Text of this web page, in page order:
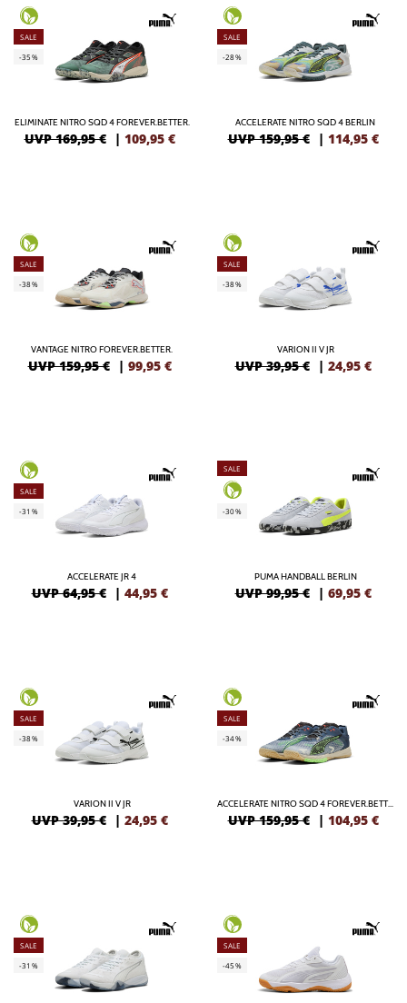
SALE
-35%
ELIMINATE NITRO SQD 4 FOREVER.BETTER.
UVP 169,95 € | 109,95 €
SALE
-28%
ACCELERATE NITRO SQD 4 BERLIN
UVP 159,95 € | 114,95 €
SALE
-38%
VANTAGE NITRO FOREVER.BETTER.
UVP 159,95 € | 99,95 €
SALE
-38%
VARION II V JR
UVP 39,95 € | 24,95 €
SALE
-31%
ACCELERATE JR 4
UVP 64,95 € | 44,95 €
SALE
-30%
PUMA HANDBALL BERLIN
UVP 99,95 € | 69,95 €
SALE
-38%
VARION II V JR
UVP 39,95 € | 24,95 €
SALE
-34%
ACCELERATE NITRO SQD 4 FOREVER.BETTER.
UVP 159,95 € | 104,95 €
SALE
-31%
SALE
-45%